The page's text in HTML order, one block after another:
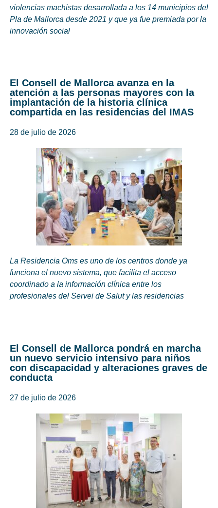
violencias machistas desarrollada a los 14 municipios del
Pla de Mallorca desde 2021 y que ya fue premiada por la
innovación social
El Consell de Mallorca avanza en la
atención a las personas mayores con la
implantación de la historia clínica
compartida en las residencias del IMAS
28 de julio de 2026
La Residencia Oms es uno de los centros donde ya
funciona el nuevo sistema, que facilita el acceso
coordinado a la información clínica entre los
profesionales del Servei de Salut y las residencias
El Consell de Mallorca pondrá en marcha
un nuevo servicio intensivo para niños
con discapacidad y alteraciones graves de
conducta
27 de julio de 2026